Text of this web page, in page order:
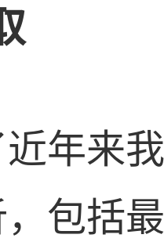
年来
包括